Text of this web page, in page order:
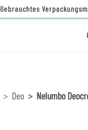
Gebrauchtes
Deo Nelumbo